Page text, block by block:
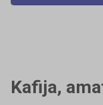
Kafija,